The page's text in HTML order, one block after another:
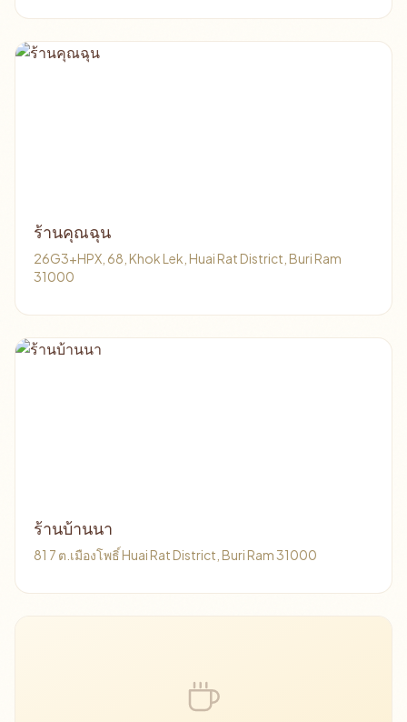
ร้านคุณฉุน
26G3+HPX, 68, Khok Lek, Huai Rat District, Buri Ram
31000
ร้านบ้านนา
81 7 ต.เมืองโพธิ์ Huai Rat District, Buri Ram 31000